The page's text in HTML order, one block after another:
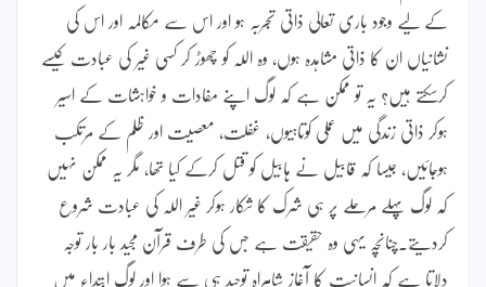
کے لیے وجود باری تعالیٰ ذاتی تجربہ ہو اور اس سے مکالمہ اور اس کی
نشانیاں ان کا ذاتی مشاہدہ ہوں، وہ اللہ کو چھوڑ کر کسی غیر کی عبادت کیسے
کرسکتے ہیں؟ یہ تو ممکن ہے کہ لوگ اپنے مفادات و خواہشات کے اسیر
ہوکر ذاتی زندگی میں عملی کوتاہیوں، غفلت، معصیت اور ظلم کے مرتکب
ہوجائیں، جیسا کہ قابیل نے ہابیل کو قتل کرکے کیا تھا، مگر یہ ممکن نہیں
کہ لوگ پہلے مرحلے پر ہی شرک کا شکار ہوکر غیر اللہ کی عبادت شروع
کردیتے۔چنانچہ یہی وہ حقیقت ہے جس کی طرف قرآن مجید بار بار توجہ
دلاتا ہے کہ انسانیت کا آغاز شاہراہ توحید ہی سے ہوا اور لوگ ابتداء میں